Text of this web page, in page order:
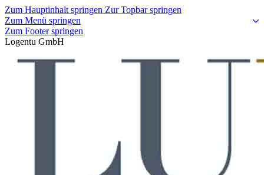
Zum Hauptinhalt springen Zur Topbar springen
Zum Menü springen
Zum Footer springen
Logentu GmbH